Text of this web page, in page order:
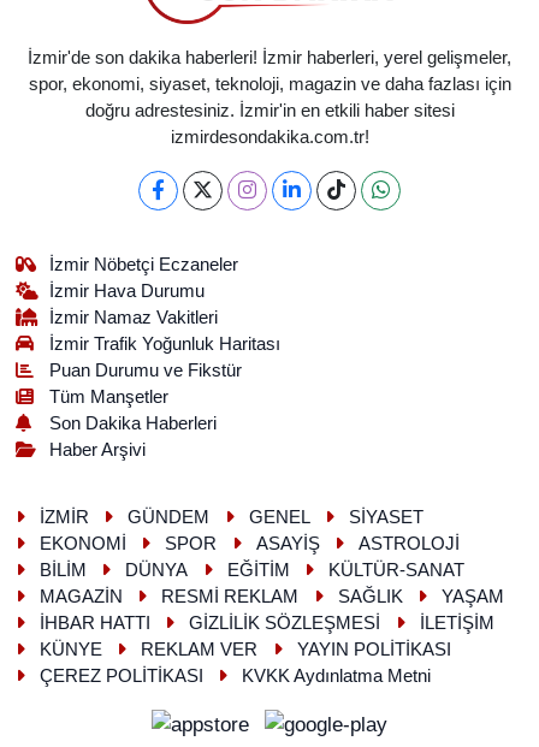
İzmir'de son dakika haberleri! İzmir haberleri, yerel gelişmeler,
spor, ekonomi, siyaset, teknoloji, magazin ve daha fazlası için
doğru adrestesiniz. İzmir'in en etkili haber sitesi
izmirdesondakika.com.tr!
İzmir Nöbetçi Eczaneler
İzmir Hava Durumu
İzmir Namaz Vakitleri
İzmir Trafik Yoğunluk Haritası
Puan Durumu ve Fikstür
Tüm Manşetler
Son Dakika Haberleri
Haber Arşivi
İZMİR GÜNDEM GENEL
SİYASET
EKONOMİ
SPOR ASAYİŞ
ASTROLOJİ
BİLİM
DÜNYA EĞİTİM
KÜLTÜR-SANAT
MAGAZİN
RESMİ REKLAM SAĞLIK
YAŞAM
İHBAR HATTI
GİZLİLİK SÖZLEŞMESİ
İLETİŞİM
KÜNYE
REKLAM VER
YAYIN POLİTİKASI
ÇEREZ POLİTİKASI
KVKK Aydınlatma Metni